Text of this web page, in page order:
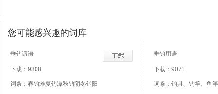
您可能感兴趣的词库
垂钓谚语
下载：9308
词条：春钓滩夏钓潭秋钓阴冬钓阳
垂钓用语
下载：9071
词条：钓具、钓竿、鱼